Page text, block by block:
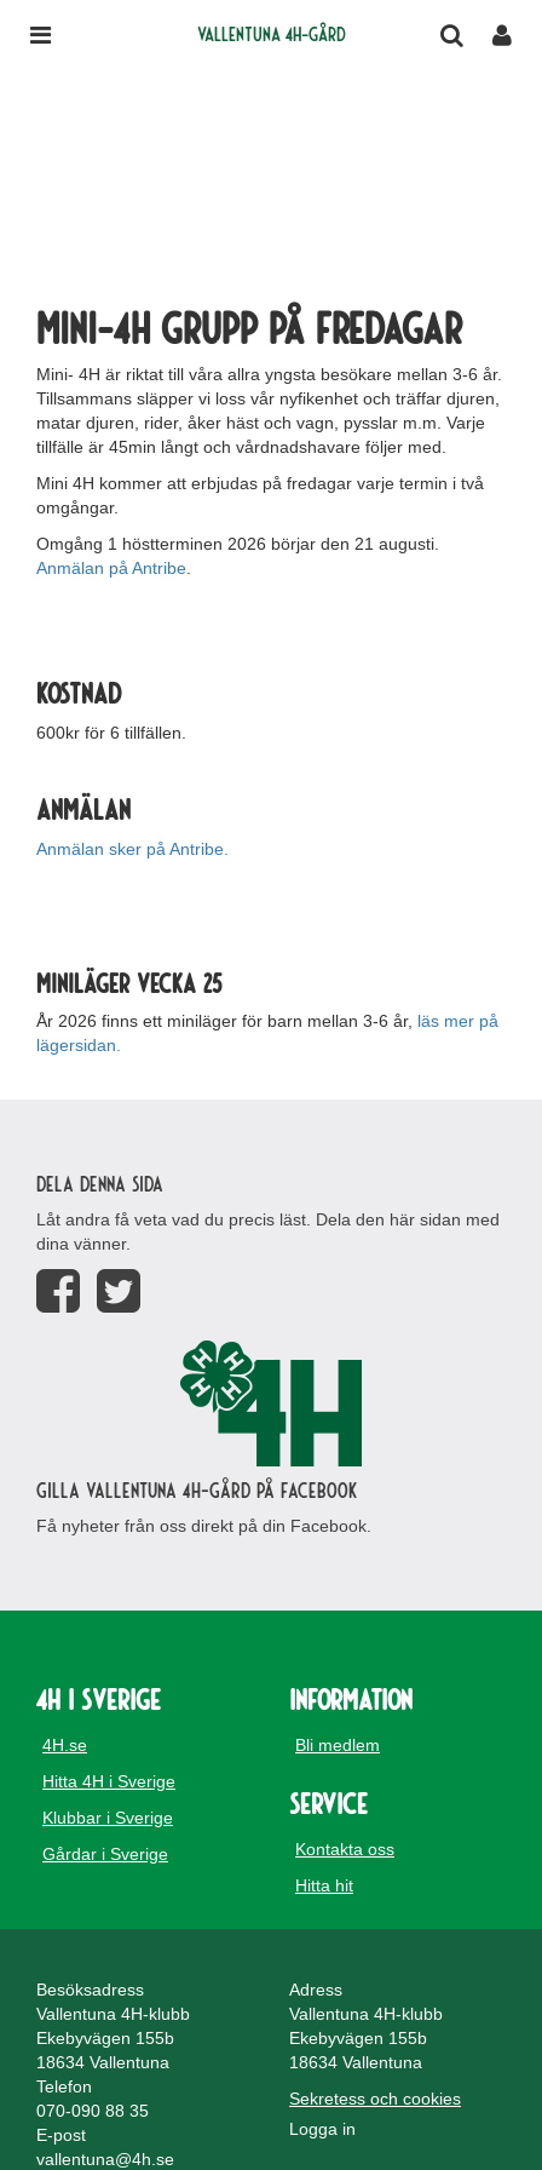
Vallentuna 4H-gård
Mini-4H grupp på fredagar
Mini- 4H är riktat till våra allra yngsta besökare mellan 3-6 år.
Tillsammans släpper vi loss vår nyfikenhet och träffar djuren,
matar djuren, rider, åker häst och vagn, pysslar m.m. Varje
tillfälle är 45min långt och vårdnadshavare följer med.
Mini 4H kommer att erbjudas på fredagar varje termin i två
omgångar.
Omgång 1 höstterminen 2026 börjar den 21 augusti.
Anmälan på Antribe
Kostnad
600kr för 6 tillfällen.
Anmälan
Anmälan sker på Antribe.
Miniläger vecka 25
År 2026 finns ett miniläger för barn mellan 3-6 år, läs mer på
lägersidan.
Dela denna sida
Låt andra få veta vad du precis läst. Dela den här sidan med
dina vänner.
Gilla Vallentuna 4H-gård på Facebook
Få nyheter från oss direkt på din Facebook.
4H i Sverige
4H.se
Hitta 4H i Sverige
Klubbar i Sverige
Gårdar i Sverige
Information
Bli medlem
Service
Kontakta oss
Hitta hit
Besöksadress
Vallentuna 4H-klubb
Ekebyvägen 155b
18634 Vallentuna
Adress
Vallentuna 4H-klubb
Ekebyvägen 155b
18634 Vallentuna
Telefon
070-090 88 35
E-post
vallentuna@4h.se
Sekretess och cookies
Logga in